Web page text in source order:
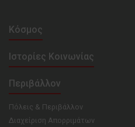
Κόσμος
Ιστορίες Κοινωνίας
Περιβάλλον
Πόλεις & Περιβάλλον
Διαχείριση Απορριμάτων